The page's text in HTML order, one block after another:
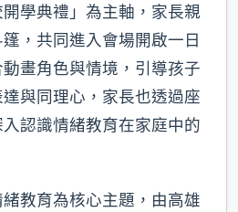
學典禮」為主軸，家長親
，共同進入會場開啟一日
畫角色與情境，引導孩子
與同理心，家長也透過座
認識情緒教育在家庭中的
緒教育為核心主題，由高雄